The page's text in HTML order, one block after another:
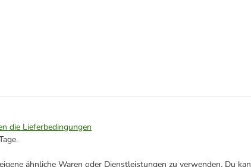
die Lieferbedingungen
ähnliche Waren oder Dienstleistungen zu verwenden. Du